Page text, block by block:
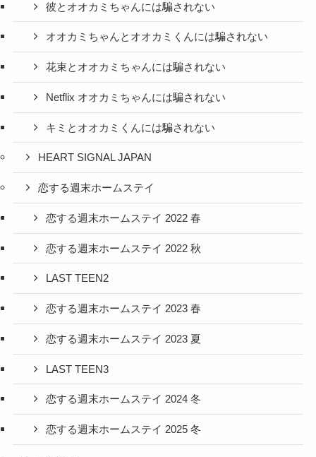
彼とオオカミちゃんには騙されない
オオカミちゃんとオオカミくんには騙されない
花束とオオカミちゃんには騙されない
Netflix オオカミちゃんには騙されない
キミとオオカミくんには騙されない
HEART SIGNAL JAPAN
恋する週末ホームステイ
恋する週末ホームステイ 2022 春
恋する週末ホームステイ 2022 秋
LAST TEEN2
恋する週末ホームステイ 2023 春
恋する週末ホームステイ 2023 夏
LAST TEEN3
恋する週末ホームステイ 2024 冬
恋する週末ホームステイ 2025 冬